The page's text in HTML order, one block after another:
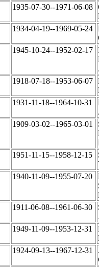
1935-07-30--1971-06-08
1934-04-19--1969-05-24
1945-10-24--1952-02-17
1918-07-18--1953-06-07
1931-11-18--1964-10-31
1909-03-02--1965-03-01
1951-11-15--1958-12-15
1940-11-09--1955-07-20
1911-06-08--1961-06-30
1949-11-09--1953-12-31
1924-09-13--1967-12-31